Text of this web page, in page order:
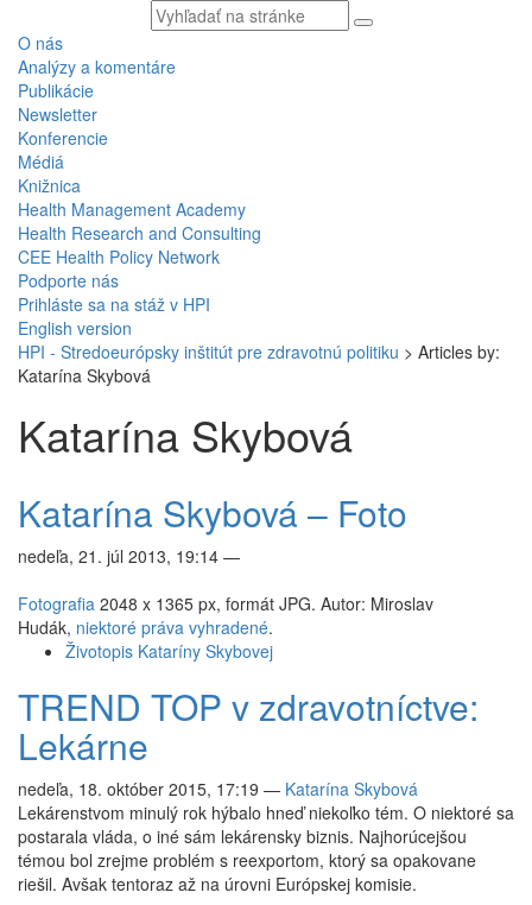
Vyhľadávaný
text
O nás
Analýzy a komentáre
Publikácie
Newsletter
Konferencie
Médiá
Knižnica
Health Management Academy
Health Research and Consulting
CEE Health Policy Network
Podporte nás
Prihláste sa na stáž v HPI
English version
HPI - Stredoeurópsky inštitút pre zdravotnú politiku > Articles by:
Katarína Skybová
Katarína Skybová
Katarína Skybová – Foto
nedeľa, 21. júl 2013, 19:14 —
Fotografia 2048 x 1365 px, formát JPG. Autor: Miroslav
Hudák, niektoré práva vyhradené.
Životopis Kataríny Skybovej
TREND TOP v zdravotníctve:
Lekárne
nedeľa, 18. október 2015, 17:19 — Katarína Skybová
Lekárenstvom minulý rok hýbalo hneď niekoľko tém. O niektoré sa
postarala vláda, o iné sám lekárensky biznis. Najhorúcejšou
témou bol zrejme problém s reexportom, ktorý sa opakovane
riešil. Avšak tentoraz až na úrovni Európskej komisie.